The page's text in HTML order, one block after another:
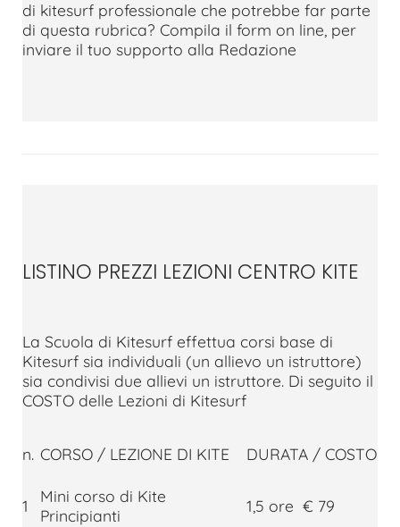
di kitesurf professionale che potrebbe far parte
di questa rubrica? Compila il form on line, per
inviare il tuo supporto alla Redazione
LISTINO PREZZI LEZIONI CENTRO KITE
La Scuola di Kitesurf effettua corsi base di
Kitesurf sia individuali (un allievo un istruttore)
sia condivisi due allievi un istruttore. Di seguito il
COSTO delle Lezioni di Kitesurf
n. CORSO / LEZIONE DI KITE DURATA / COSTO
1
Mini corso di Kite
Principianti
1,5 ore € 79